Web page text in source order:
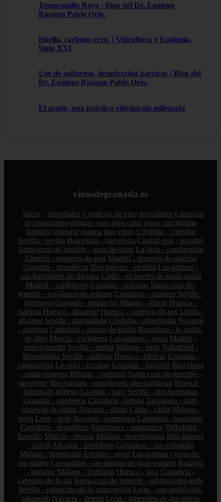
Tempranillo Royo | Blog del Dr. Enólogo
Riojano Pablo Orio.
Huella, carbono cero. | Viticultura y Enología.
Siglo XXI
Uso de sulfuroso, desinfección barricas | Blog del
Dr. Enólogo Riojano Pablo Orio.
El acodo ,una práctica vitivínicola milenaria
vinosdegranada.es
Inicio novedades y noticias de vino novedades y noticias
de enoturismo antiguo vaso para catar vinos crucigrama
bulgaria comprar espana tipo vinos Córdoba - córdoba
Sevilla - sevilla Barcelona - barcelona Ciudad-real - montiel
Santa-cruz-de-tenerife - guía-de-isora La-rioja - casalarreina
Almería - roquetas-de-mar Madrid - pozuelo-de-alarcón
Granada - almuñécar Illes-balears - alcúdia Las-palmas -
san-bartolomé-de-tirajana Cádiz - el-puerto-de-santa-maría
Madrid - valdemoro Granada - pulianas Santa-cruz-de-
tenerife - los-llanos-de-aridane Cantabria - suances Sevilla -
bormujos Granada - monachil Málaga - júzcar Huesca -
isábena Huesca - alquézar Huesca - castejón-de-sos Lleida -
alt-àneu Sevilla - marinaleda Córdoba - almedinilla Navarra
- zangoza Cantabria - arenas-de-iguña Barcelona - la-pobla-
de-lillet Murcia - cartagena Las-palmas - yaiza Madrid -
nuevo-baztán Sevilla - arahal Málaga - istán Valladolid -
fuensaldaña Sevilla - salteras Huesca - biescas Granada -
pampaneira La-rioja - ezcaray Granada - lanjarón Barcelona
- santa-susanna Bizkaia - santurtzi Santa-cruz-de-tenerife -
tacoronte Illes-balears - sant-llorenç-des-cardassar Huesca -
sallent-de-gállego La-rioja - haro Sevilla - dos-hermanas
Granada - salobreña Cantabria - laredo Tarragona - sant-
carles-de-la-ràpita Alicante - dénia Cádiz - cádiz Málaga -
nerja León - león Navarra - pamplona Cantabria - santander
Cantabria - el-astillero Salamanca - salamanca Valladolid -
boecillo Murcia - murcia Málaga - torremolinos Illes-balears
- calvià Alicante - benidorm Gipuzkoa - san-sebastián
Málaga - fuengirola Asturias - gijón Las-palmas - vega-de-
san-mateo Las-palmas - las-palmas-de-gran-canaria Badajoz
- badajoz Málaga - frigiliana Huesca - jaca Cantabria -
cabezón-de-la-sal Santa-cruz-de-tenerife - santiago-del-teide
Sevilla - valencina-de-la-concepción León - san-andrés-del-
rabanedo Navarra - deierri León - gusendos-de-los-oteros